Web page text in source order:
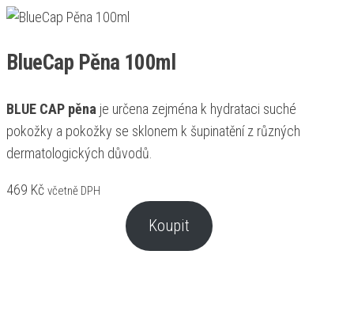
BlueCap Pěna 100ml
BLUE CAP pěna je určena zejména k hydrataci suché
pokožky a pokožky se sklonem k šupinatění z různých
dermatologických důvodů.
469 Kč včetně DPH
Koupit